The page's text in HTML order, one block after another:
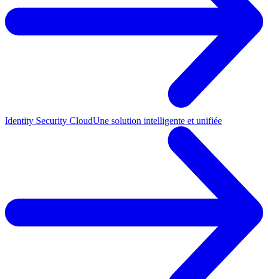
Identity Security CloudUne solution intelligente et unifiée